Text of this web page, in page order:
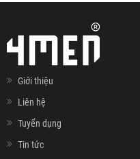
Giới thiệu
Liên hệ
Tuyển dụng
Tin tức